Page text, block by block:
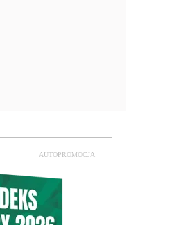
AUTOPROMOCJA